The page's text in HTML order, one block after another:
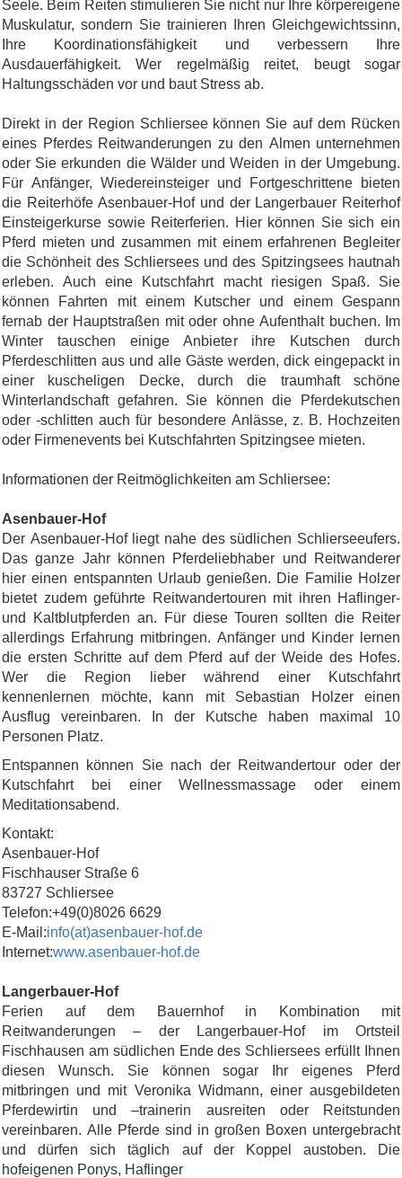
Seele. Beim Reiten stimulieren Sie nicht nur Ihre körpereigene
Muskulatur, sondern Sie trainieren Ihren Gleichgewichtssinn,
Ihre Koordinationsfähigkeit und verbessern Ihre
Ausdauerfähigkeit. Wer regelmäßig reitet, beugt sogar
Haltungsschäden vor und baut Stress ab.
Direkt in der Region Schliersee können Sie auf dem Rücken
eines Pferdes Reitwanderungen zu den Almen unternehmen
oder Sie erkunden die Wälder und Weiden in der Umgebung.
Für Anfänger, Wiedereinsteiger und Fortgeschrittene bieten
die Reiterhöfe Asenbauer-Hof und der Langerbauer Reiterhof
Einsteigerkurse sowie Reiterferien. Hier können Sie sich ein
Pferd mieten und zusammen mit einem erfahrenen Begleiter
die Schönheit des Schliersees und des Spitzingsees hautnah
erleben. Auch eine Kutschfahrt macht riesigen Spaß. Sie
können Fahrten mit einem Kutscher und einem Gespann
fernab der Hauptstraßen mit oder ohne Aufenthalt buchen. Im
Winter tauschen einige Anbieter ihre Kutschen durch
Pferdeschlitten aus und alle Gäste werden, dick eingepackt in
einer kuscheligen Decke, durch die traumhaft schöne
Winterlandschaft gefahren. Sie können die Pferdekutschen
oder -schlitten auch für besondere Anlässe, z. B. Hochzeiten
oder Firmenevents bei Kutschfahrten Spitzingsee mieten.
Informationen der Reitmöglichkeiten am Schliersee:
Asenbauer-Hof
Der Asenbauer-Hof liegt nahe des südlichen Schlierseeufers.
Das ganze Jahr können Pferdeliebhaber und Reitwanderer
hier einen entspannten Urlaub genießen. Die Familie Holzer
bietet zudem geführte Reitwandertouren mit ihren Haflinger-
und Kaltblutpferden an. Für diese Touren sollten die Reiter
allerdings Erfahrung mitbringen. Anfänger und Kinder lernen
die ersten Schritte auf dem Pferd auf der Weide des Hofes.
Wer die Region lieber während einer Kutschfahrt
kennenlernen möchte, kann mit Sebastian Holzer einen
Ausflug vereinbaren. In der Kutsche haben maximal 10
Personen Platz.
Entspannen können Sie nach der Reitwandertour oder der
Kutschfahrt bei einer Wellnessmassage oder einem
Meditationsabend.
Kontakt:
Asenbauer-Hof
Fischhauser Straße 6
83727 Schliersee
Telefon:+49(0)8026 6629
E-Mail:info(at)asenbauer-hof.de
Internet:www.asenbauer-hof.de
Langerbauer-Hof
Ferien auf dem Bauernhof in Kombination mit
Reitwanderungen – der Langerbauer-Hof im Ortsteil
Fischhausen am südlichen Ende des Schliersees erfüllt Ihnen
diesen Wunsch. Sie können sogar Ihr eigenes Pferd
mitbringen und mit Veronika Widmann, einer ausgebildeten
Pferdewirtin und –trainerin ausreiten oder Reitstunden
vereinbaren. Alle Pferde sind in großen Boxen untergebracht
und dürfen sich täglich auf der Koppel austoben. Die
hofeigenen Ponys, Haflinger